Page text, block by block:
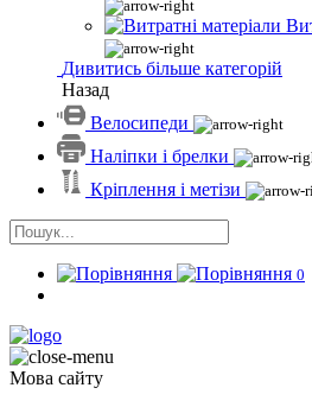
Дивитись більше категорій
Назад
Велосипеди
Наліпки і брелки
Кріплення і метізи
0
Мова сайту